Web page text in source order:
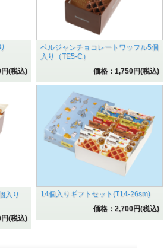
(税込)
ベルジャンチョコレートワッフル5個
入り（TE5-C）
価格：1,750円(税込)
入り
(税込)
14個入りギフトセット(T14-26sm)
価格：2,700円(税込)